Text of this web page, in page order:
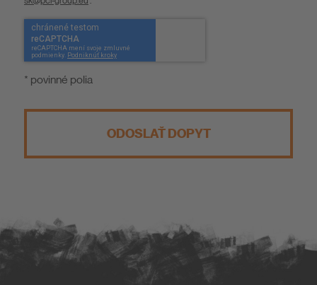
* povinné polia
ODOSLAŤ DOPYT